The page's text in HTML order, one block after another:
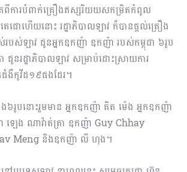
ពីការបំពាក់គ្រឿងឥស្សរិយយសកម្រិតកំពូល
ជោ​ហើយនោះ រដ្ឋាភិបាលឡាវ ក៏បានផ្តល់គ្រឿង
របស់ឡាវ ជូនអ្នកឧកញ៉ា ឧកញ៉ា របស់កម្ពុជា ៦រូប
ជូនរដ្ឋាភិបាលឡាវ​ សម្រាប់ដោះស្រាយការ
ជំងឺកូវីដ១៩ផងដែរ។
៦រូបនោះរួមមាន អ្នកឧកញ៉ា គិត ម៉េង អ្នកឧកញ៉ា
ឡេង ណាវ៉ាត់ត្រា ឧកញ៉ា Guy Chhay
Meng និងឧកញ៉ា លី ហុង។